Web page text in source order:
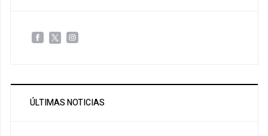
ÚLTIMAS NOTICIAS